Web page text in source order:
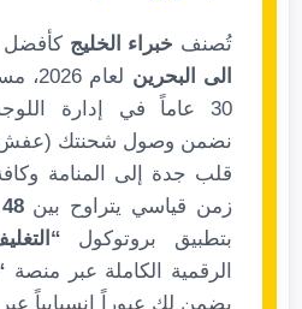
تُصنف خبراء الخليج كأفضل
الى البحرين
لعام
30 عاماً في إدارة
نضمن وصول شحنتك
قلب جدة إلى المنامة
زمن قياسي يتراوح بين48 إلى 72 ساعة
بتطبيق بروتوكول
الرقمية الكاملة عبر منصة
يضمن لك عبوراً انسيابياً